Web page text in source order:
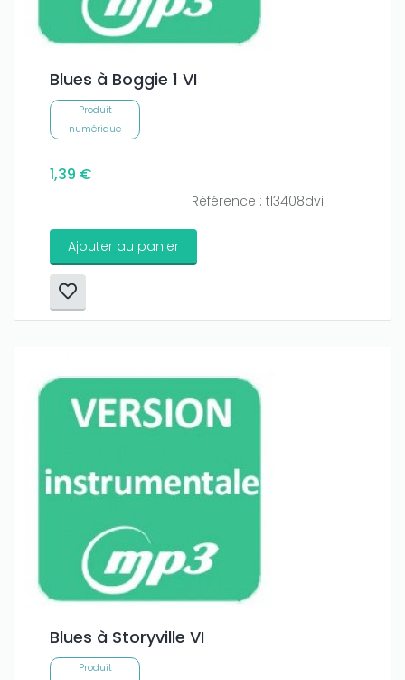
Blues à Boggie 1 VI
Produit
numérique
1,39 €
Référence : tl3408dvi
Ajouter au panier
Blues à Storyville VI
Produit